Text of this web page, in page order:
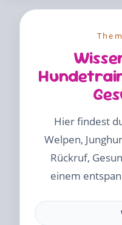
Hier findest
Welpen,
Rückruf,
einem